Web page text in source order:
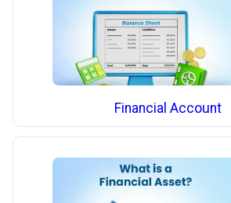
Financial Account